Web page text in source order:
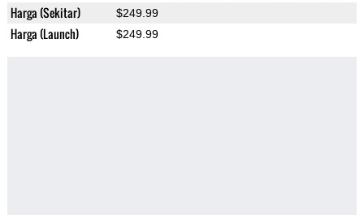
Harga (Sekitar) $249.99
Harga (Launch) $249.99